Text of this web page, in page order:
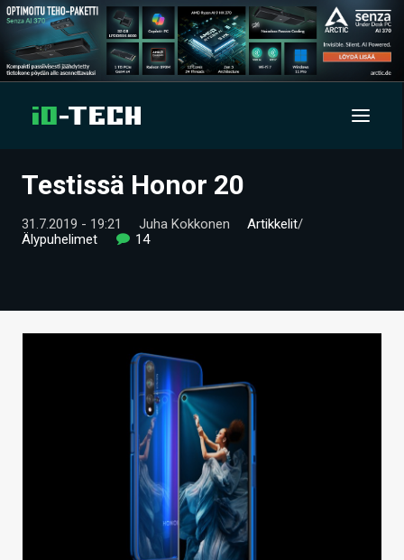
UUTISET
ARTIKKELIT
TECHBBS
Testissä Honor 20
31.7.2019 - 19:21 Juha Kokkonen Artikkelit/
Älypuhelimet
14